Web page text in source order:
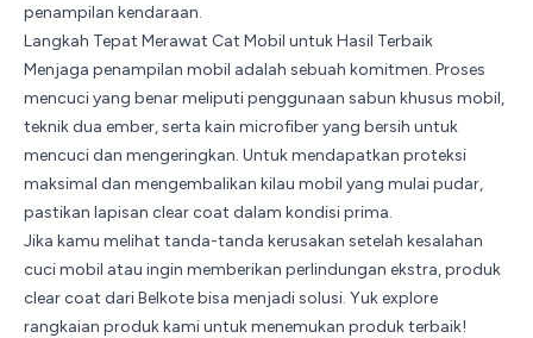
penampilan kendaraan.
Langkah Tepat Merawat Cat Mobil untuk Hasil Terbaik
Menjaga penampilan mobil adalah sebuah komitmen. Proses
mencuci yang benar meliputi penggunaan sabun khusus mobil,
teknik dua ember, serta kain microfiber yang bersih untuk
mencuci dan mengeringkan. Untuk mendapatkan proteksi
maksimal dan mengembalikan kilau mobil yang mulai pudar,
pastikan lapisan clear coat dalam kondisi prima.
Jika kamu melihat tanda-tanda kerusakan setelah kesalahan
cuci mobil atau ingin memberikan perlindungan ekstra, produk
clear coat dariBelkotebisa menjadi solusi. Yuk explore
rangkaian produk kami untuk menemukan produk terbaik!